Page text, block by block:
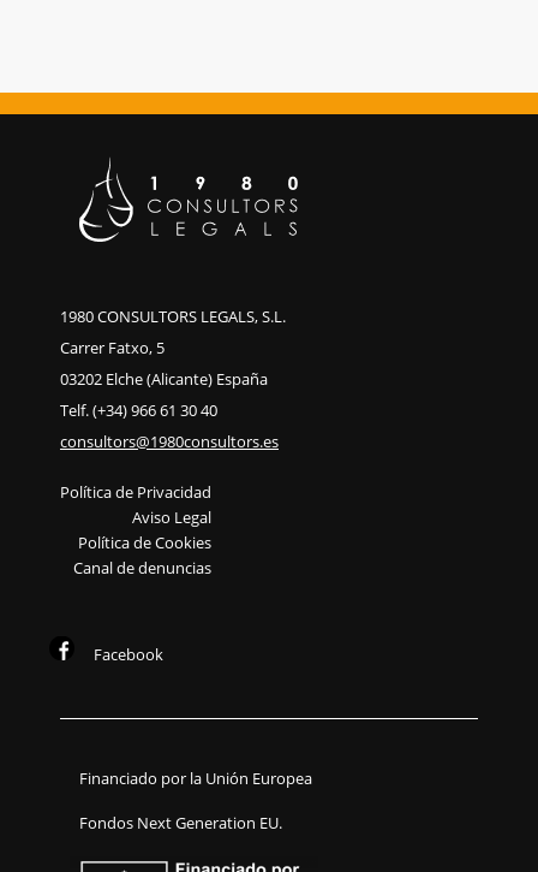
1980 CONSULTORS LEGALS, S.L.
Carrer Fatxo, 5
03202 Elche (Alicante) España
Telf. (+34) 966 61 30 40
consultors@1980consultors.es
Política de Privacidad
Aviso Legal
Política de Cookies
Canal de denuncias
Facebook
Financiado por la Unión Europea
Fondos Next Generation EU.